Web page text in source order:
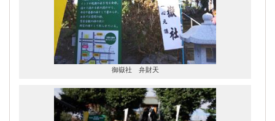
御嶽社 弁財天